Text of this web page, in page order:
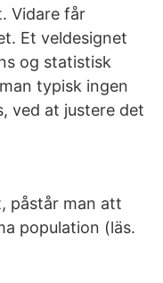
Vidare får
Et veldesignet
og statistisk
typisk ingen
ved at justere det
påstår man att
population (läs.